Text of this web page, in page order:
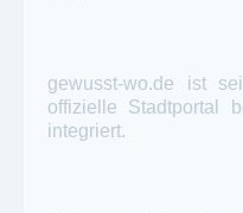
gewusst-wo.de ist
offizielle Stadtportal
integriert.